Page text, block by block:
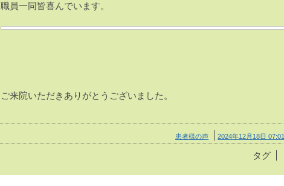
職員一同皆喜んでいます。
ご来院いただきありがとうございました。
患者様の声 2024年12月18日 07:01
タグ